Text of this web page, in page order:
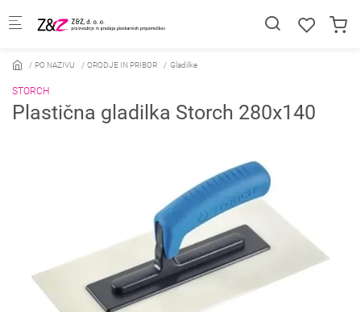
PO NAZIVU ORODJE IN PRIBOR Gladilke
STORCH
Plastična gladilka Storch 280x140